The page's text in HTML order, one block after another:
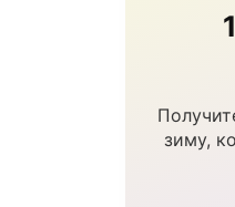
зиму,